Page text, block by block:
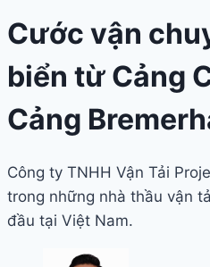
Cước vận
biển từ Cảng
Cảng
Công ty TNHH Vận Tải
trong những nhà thầu vận
đầu tại Việt Nam.